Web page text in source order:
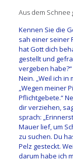
Aus dem Schnee
Kennen Sie die
sah einer seiner
hat Gott dich
gestellt und
vergeben
Nein. „Weil ich in
„Wegen meiner
Pflichtgebete.“
dir verziehen,
sprach:
Mauer lief, um
zu suchen. Du
Pelz gesteckt.
darum habe ich